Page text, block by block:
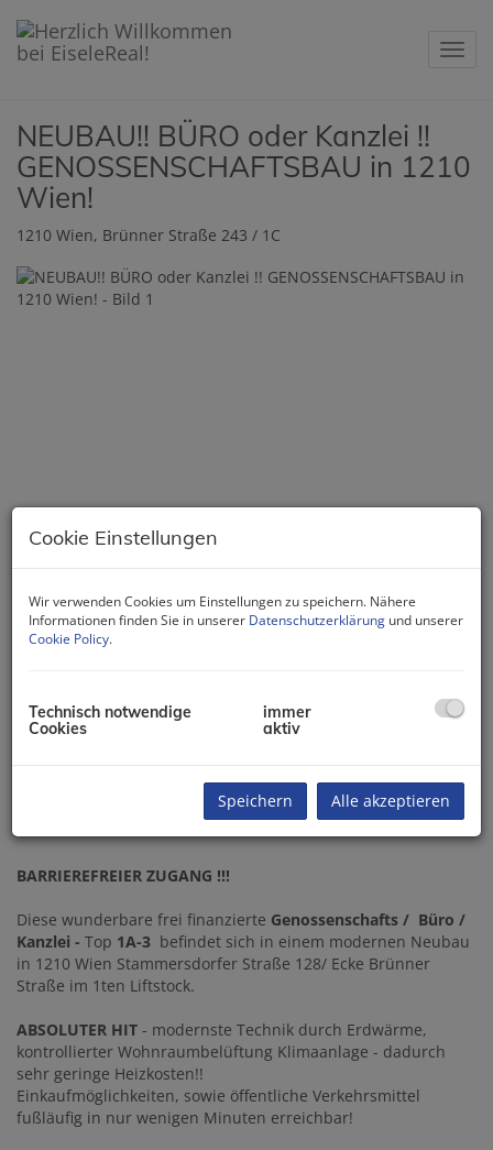
NEUBAU!! BÜRO oder Kanzlei !!
GENOSSENSCHAFTSBAU in 1210
Wien!
1210 Wien, Brünner Straße 243 / 1C
BARRIEREFREIER ZUGANG !!!
Diese wunderbare frei finanzierte Genossenschafts / Büro /
Kanzlei - Top 1A-3 befindet sich in einem modernen Neubau
in 1210 Wien Stammersdorfer Straße 128/ Ecke Brünner
Straße im 1ten Liftstock.
ABSOLUTER HIT - modernste Technik durch Erdwärme,
kontrollierter Wohnraumbelüftung Klimaanlage - dadurch
sehr geringe Heizkosten!!
Einkaufmöglichkeiten, sowie öffentliche Verkehrsmittel
fußläufig in nur wenigen Minuten erreichbar!
Cookie Einstellungen
Wir verwenden Cookies um Einstellungen zu speichern. Nähere
Informationen finden Sie in unserer Datenschutzerklärung und unserer
Cookie Policy.
Technisch notwendige
Cookies
immer
aktiv
Speichern Alle akzeptieren